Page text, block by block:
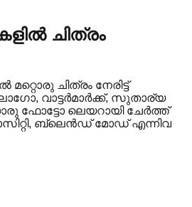
ചിത്രം
ചിത്രം നേരിട്ട്
വാട്ടർമാർക്ക്, സുതാര്യ
ഫോട്ടോ ലെയറായി ചേർത്ത്
ബ്ലെൻഡ് മോഡ് എന്നിവ